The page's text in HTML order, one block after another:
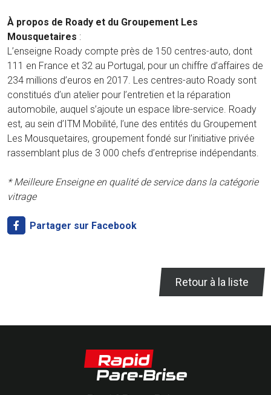
À propos de Roady et du Groupement Les
Mousquetaires :
L’enseigne Roady compte près de 150 centres-auto, dont
111 en France et 32 au Portugal, pour un chiffre d’affaires de
234 millions d’euros en 2017. Les centres-auto Roady sont
constitués d’un atelier pour l’entretien et la réparation
automobile, auquel s’ajoute un espace libre-service. Roady
est, au sein d’ITM Mobilité, l’une des entités du Groupement
Les Mousquetaires, groupement fondé sur l’initiative privée
rassemblant plus de 3 000 chefs d’entreprise indépendants.
* Meilleure Enseigne en qualité de service dans la catégorie
vitrage
Partager sur Facebook
Retour à la liste